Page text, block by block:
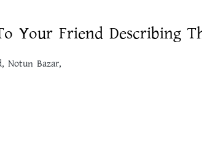
Your Friend Describing
Notun Bazar,